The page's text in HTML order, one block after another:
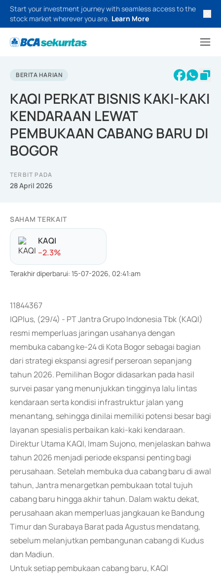
Start your investment journey with seamless access to the
stock market wherever you are. Learn More
BERITA HARIAN
KAQI PERKAT BISNIS KAKI-KAKI
KENDARAAN LEWAT
PEMBUKAAN CABANG BARU DI
BOGOR
TERBIT PADA
28 April 2026
SAHAM TERKAIT
KAQI
--2.3%
Terakhir diperbarui: 15-07-2026, 02:41:am
11844367
IQPlus, (29/4) - PT Jantra Grupo Indonesia Tbk (KAQI)
resmi memperluas jaringan usahanya dengan
membuka cabang ke-24 di Kota Bogor sebagai bagian
dari strategi ekspansi agresif perseroan sepanjang
tahun 2026. Pemilihan Bogor didasarkan pada hasil
survei pasar yang menunjukkan tingginya lalu lintas
kendaraan serta kondisi infrastruktur jalan yang
menantang, sehingga dinilai memiliki potensi besar bagi
layanan spesialis perbaikan kaki-kaki kendaraan.
Direktur Utama KAQI, Imam Sujono, menjelaskan bahwa
tahun 2026 menjadi periode ekspansi penting bagi
perusahaan. Setelah membuka dua cabang baru di awal
tahun, Jantra menargetkan pembukaan total tujuh
cabang baru hingga akhir tahun. Dalam waktu dekat,
perusahaan akan memperluas jangkauan ke Bandung
Timur dan Surabaya Barat pada Agustus mendatang,
sebelum melanjutkan pembangunan cabang di Kudus
dan Madiun.
Untuk setiap pembukaan cabang baru, KAQI